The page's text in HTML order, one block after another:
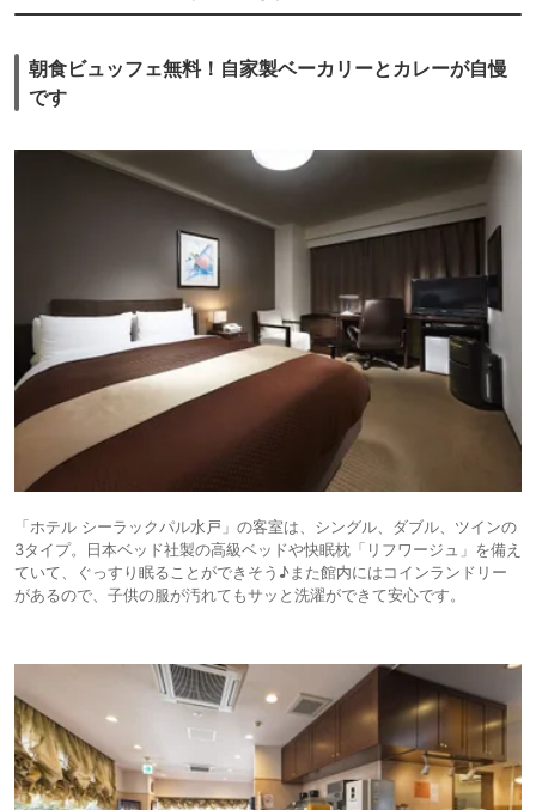
朝食ビュッフェ無料！自家製ベーカリーとカレーが自慢
です
「ホテル シーラックパル水戸」の客室は、シングル、ダブル、ツインの
3タイプ。日本ベッド社製の高級ベッドや快眠枕「リフワージュ」を備え
ていて、ぐっすり眠ることができそう♪また館内にはコインランドリー
があるので、子供の服が汚れてもサッと洗濯ができて安心です。